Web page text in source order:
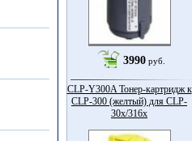
3990 руб.
CLP-Y300A Тонер-картридж к
CLP-300 (желтый) для CLP-
30x/316x